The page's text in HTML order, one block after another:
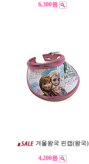
6,300원
겨울왕국 핀캡(왕국)
4,200원